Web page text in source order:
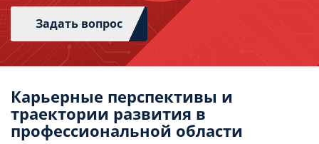
Задать вопрос
Карьерные перспективы и
траектории развития в
профессиональной области